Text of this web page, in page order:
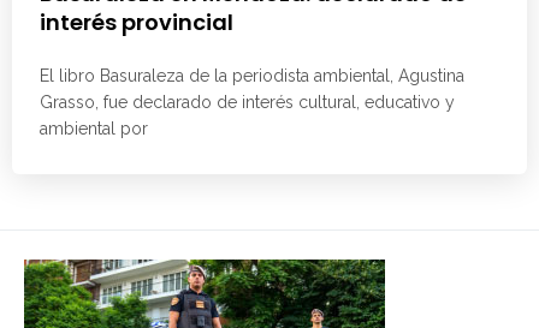
interés provincial
El libro Basuraleza de la periodista ambiental, Agustina
Grasso, fue declarado de interés cultural, educativo y
ambiental por